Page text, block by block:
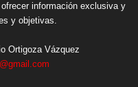
información exclusiva y
y objetivas.
Ortigoza Vázquez